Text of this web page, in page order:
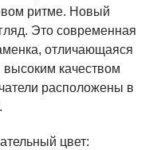
ритме. Новый
Это современная
отличающаяся
высоким качеством
расположены в
цвет: